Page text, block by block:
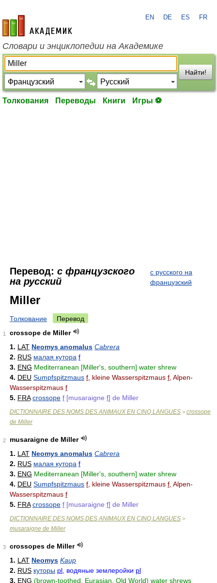
academic.ru
EN DE ES FR
Словари и энциклопедии на Академике
Найти!
Толкования Переводы Книги Игры ⚽
Перевод: с французского
на русский
с русского на
французский
Miller
Толкование Перевод
1
crossope de Miller
1. LAT Neomys anomalus Cabrera
2. RUS малая кутора f
3. ENG Mediterranean [Miller's, southern] water shrew
4. DEU Sumpfspitzmaus f , kleine Wasserspitzmaus f , Alpen-
Wasserspitzmaus f
5. FRA crossope f [musaraigne f] de Miller
DICTIONNAIRE DES NOMS DES ANIMAUX EN CINQ LANGUES > crossope
de Miller
2
musaraigne de Miller
1. LAT Neomys anomalus Cabrera
2. RUS малая кутора f
3. ENG Mediterranean [Miller's, southern] water shrew
4. DEU Sumpfspitzmaus f , kleine Wasserspitzmaus f , Alpen-
Wasserspitzmaus f
5. FRA crossope f [musaraigne f] de Miller
DICTIONNAIRE DES NOMS DES ANIMAUX EN CINQ LANGUES >
musaraigne de Miller
3
crossopes de Miller
1. LAT Neomys Kaup
2. RUS куторы pl , водяные землеройки pl
3. ENG (brown-toothed, Eurasian, Old World) water shrews